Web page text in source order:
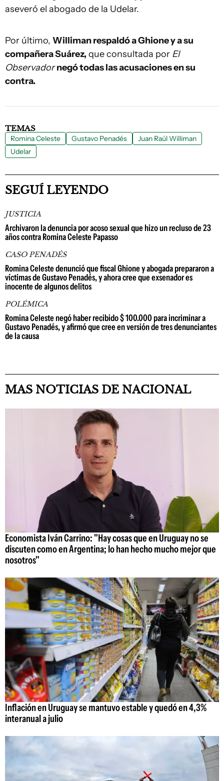
aseveró el abogado de la Udelar.
Por último, Williman respaldó a Ghione y a su
compañera Suárez, que consultada por El
Observador negó todas las acusaciones en su
contra.
TEMAS
Romina Celeste Gustavo Penadés
Juan Raúl Williman
Udelar
SEGUÍ LEYENDO
JUSTICIA
Archivaron la denuncia por acoso sexual que hizo un recluso de 23
años contra Romina Celeste Papasso
CASO PENADÉS
Romina Celeste denunció que fiscal Ghione y abogada prepararon a
víctimas de Gustavo Penadés, y ahora cree que exsenador es
inocente de algunos delitos
POLÉMICA
Romina Celeste negó haber recibido $ 100.000 para incriminar a
Gustavo Penadés, y afirmó que cree en versión de tres denunciantes
de la causa
MAS NOTICIAS DE NACIONAL
Economista Iván Carrino: "Hay cosas que en Uruguay no se
discuten como en Argentina; lo han hecho mucho mejor que
nosotros"
Inflación en Uruguay se mantuvo estable y quedó en 4,3%
interanual a julio